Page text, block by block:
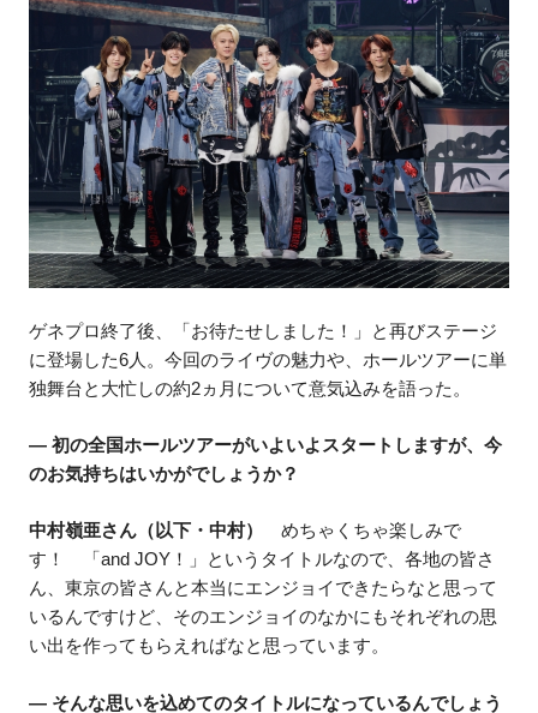
ゲネプロ終了後、「お待たせしました！」と再びステージ
に登場した6人。今回のライヴの魅力や、ホールツアーに単
独舞台と大忙しの約2ヵ月について意気込みを語った。
― 初の全国ホールツアーがいよいよスタートしますが、今
のお気持ちはいかがでしょうか？
中村嶺亜さん（以下・中村）
めちゃくちゃ楽しみで
す！ 「and JOY！」というタイトルなので、各地の皆さ
ん、東京の皆さんと本当にエンジョイできたらなと思って
いるんですけど、そのエンジョイのなかにもそれぞれの思
い出を作ってもらえればなと思っています。
― そんな思いを込めてのタイトルになっているんでしょう